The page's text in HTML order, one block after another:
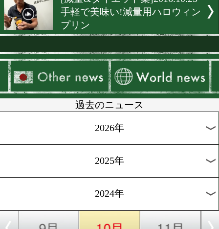
おからとパクチーで減量中
リクリ!
[スゴ得限定]2016.12.6
ピリ辛アジアン料理を食べ
量しよう
[減量&ダイエット
減量の秘訣はストレス解消
褒美”
[減量&ダイエット集
めよう!
[減量&ダイエット集